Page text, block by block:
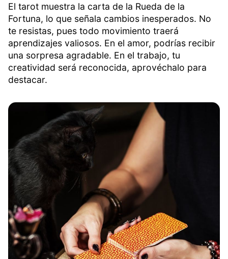
El tarot muestra la carta de la Rueda de la
Fortuna, lo que señala cambios inesperados. No
te resistas, pues todo movimiento traerá
aprendizajes valiosos. En el amor, podrías recibir
una sorpresa agradable. En el trabajo, tu
creatividad será reconocida, aprovéchalo para
destacar.